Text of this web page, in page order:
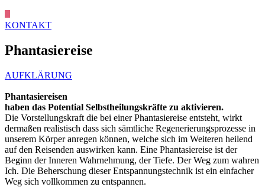
KONTAKT
Phantasiereise
AUFKLÄRUNG
Phantasiereisen
haben das Potential Selbstheilungskräfte zu aktivieren.
Die Vorstellungskraft die bei einer Phantasiereise entsteht, wirkt
dermaßen realistisch dass sich sämtliche Regenerierungsprozesse in
unserem Körper anregen können, welche sich im Weiteren heilend
auf den Reisenden auswirken kann. Eine Phantasiereise ist der
Beginn der Inneren Wahrnehmung, der Tiefe. Der Weg zum wahren
Ich. Die Beherschung dieser Entspannungstechnik ist ein einfacher
Weg sich vollkommen zu entspannen.